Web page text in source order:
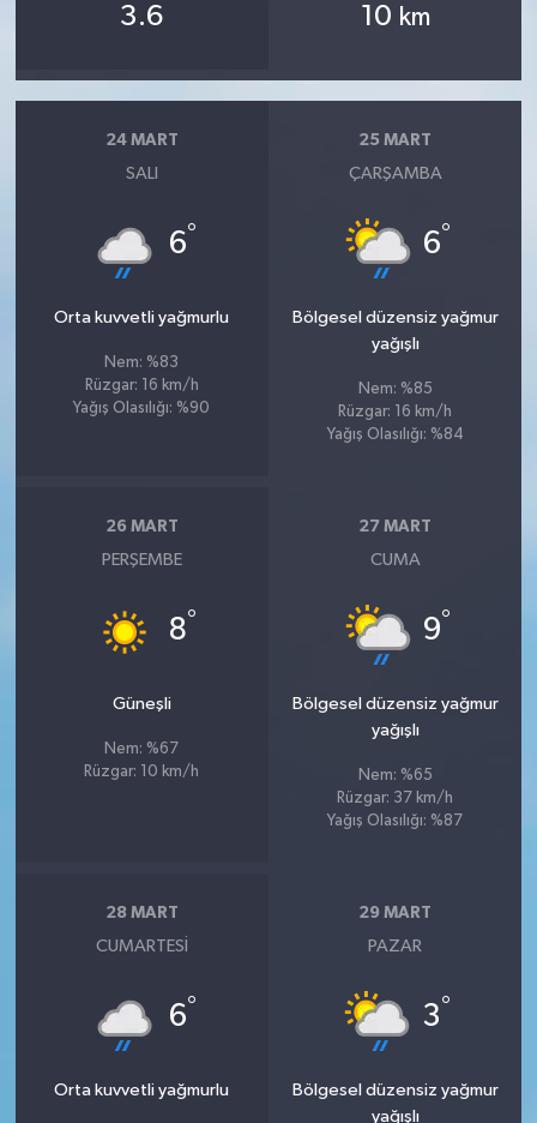
3.6 10 km
24 MART
SALI
6°
Orta kuvvetli yağmurlu
Nem: %83
Rüzgar: 16 km/h
Yağış Olasılığı: %90
25 MART
ÇARŞAMBA
6°
Bölgesel düzensiz yağmur
yağışlı
Nem: %85
Rüzgar: 16 km/h
Yağış Olasılığı: %84
26 MART
PERŞEMBE
8°
Güneşli
Nem: %67
Rüzgar: 10 km/h
27 MART
CUMA
9°
Bölgesel düzensiz yağmur
yağışlı
Nem: %65
Rüzgar: 37 km/h
Yağış Olasılığı: %87
28 MART
CUMARTESI
6°
Orta kuvvetli yağmurlu
29 MART
PAZAR
3°
Bölgesel düzensiz yağmur
yağışlı
Savaştepe
SEYAHAT
Sındırgı
Susurluk
TARİHTE BUGÜN
YAŞAM